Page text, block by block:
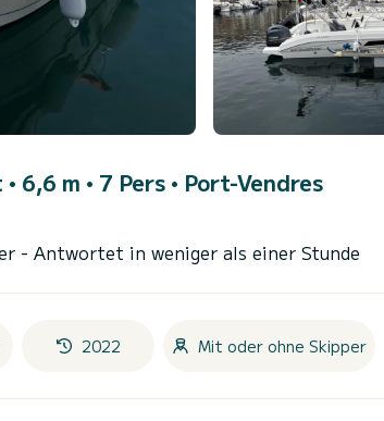
6,6 m • 7 Pers • Port-Vendres
- Antwortet in weniger als einer Stunde
2022 Mit oder ohne Skipper